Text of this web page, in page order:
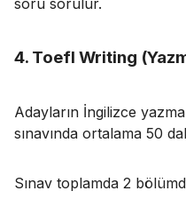
soru sorulur.
4. Toefl Writing
Adayların İngilizce
sınavında ortalama 50
Sınav toplamda 2